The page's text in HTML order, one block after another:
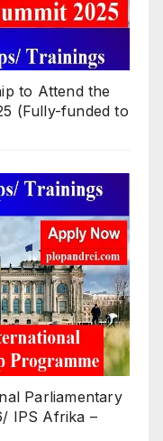
to Attend the
(Fully-funded to
Parliamentary
IPS Afrika –